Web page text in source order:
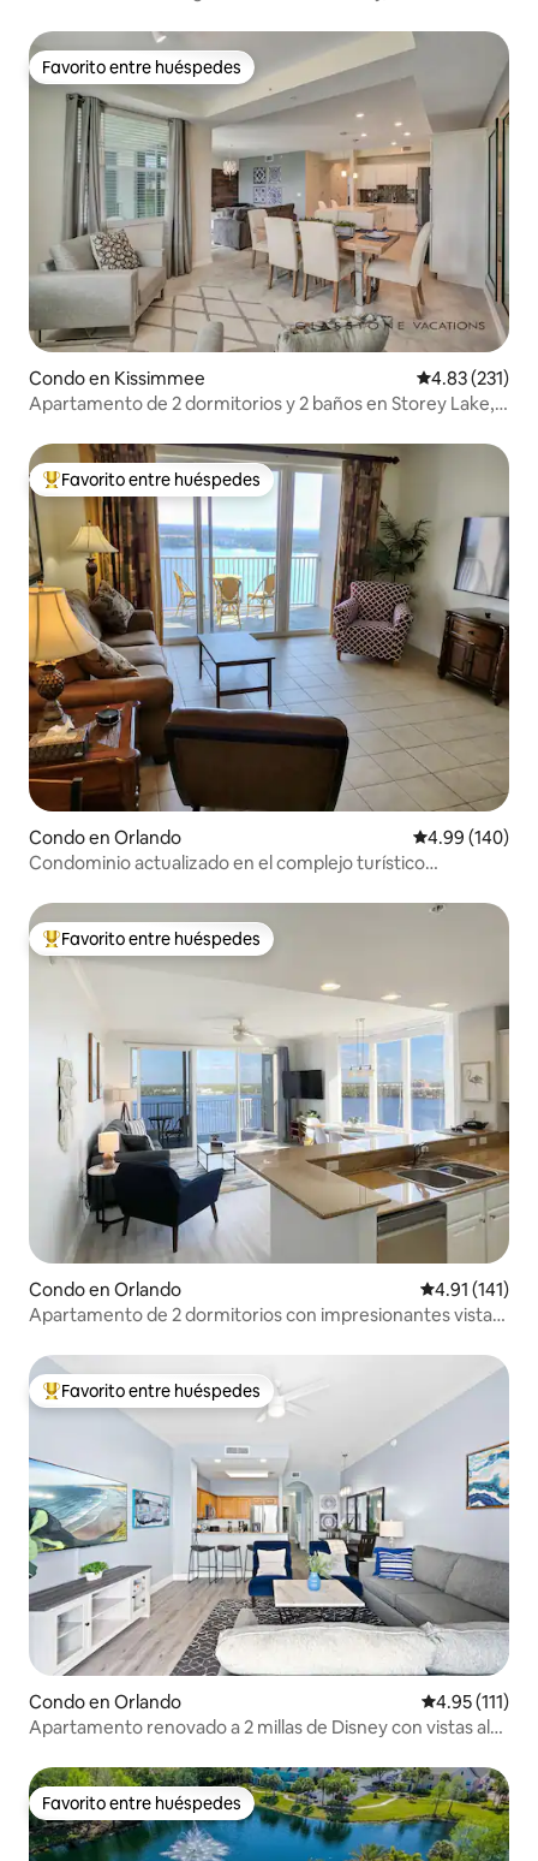
Favorito entre huéspedes
Favorito entre huéspedes
Condo en Kissimmee Calificación
4.83 (231)
Apartamento de 2 dormitorios y 2 baños en Storey Lake,
Favorito entre huéspedes preferido
Favorito entre huéspedes
Condo en Orlando Calificación
4.99 (140)
Condominio actualizado en el complejo turístico
Favorito entre huéspedes preferido
Favorito entre huéspedes
Condo en Orlando Calificación
4.91 (141)
Apartamento de 2 dormitorios con impresionantes vistas
Favorito entre huéspedes preferido
Favorito entre huéspedes
Condo en Orlando Calificación
4.95 (111)
Apartamento renovado a 2 millas de Disney con vistas al
Favorito entre huéspedes
Favorito entre huéspedes